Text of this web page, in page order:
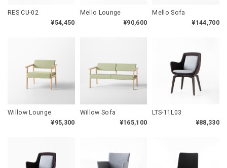
RES CU-02
¥54,450
Mello Lounge
¥90,600
Mello Sofa
¥144,700
Willow Lounge
¥95,300
Willow Sofa
¥165,100
LTS-11L03
¥88,330